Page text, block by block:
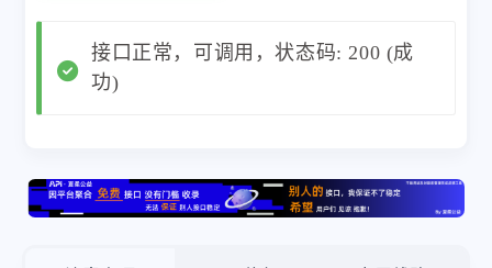
接口正常，可调用，状态码: 200 (成
功)